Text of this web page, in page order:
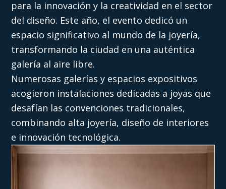
para la innovación y la creatividad en el sector
del diseño. Este año, el evento dedicó un
espacio significativo al mundo de la joyería,
transformando la ciudad en una auténtica
galería al aire libre.
Numerosas galerías y espacios expositivos
acogieron instalaciones dedicadas a joyas que
desafían las convenciones tradicionales,
combinando alta joyería, diseño de interiores
e innovación tecnológica.